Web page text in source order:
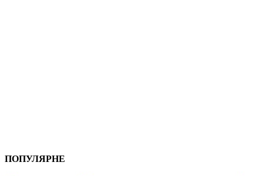
ПОПУЛЯРНЕ